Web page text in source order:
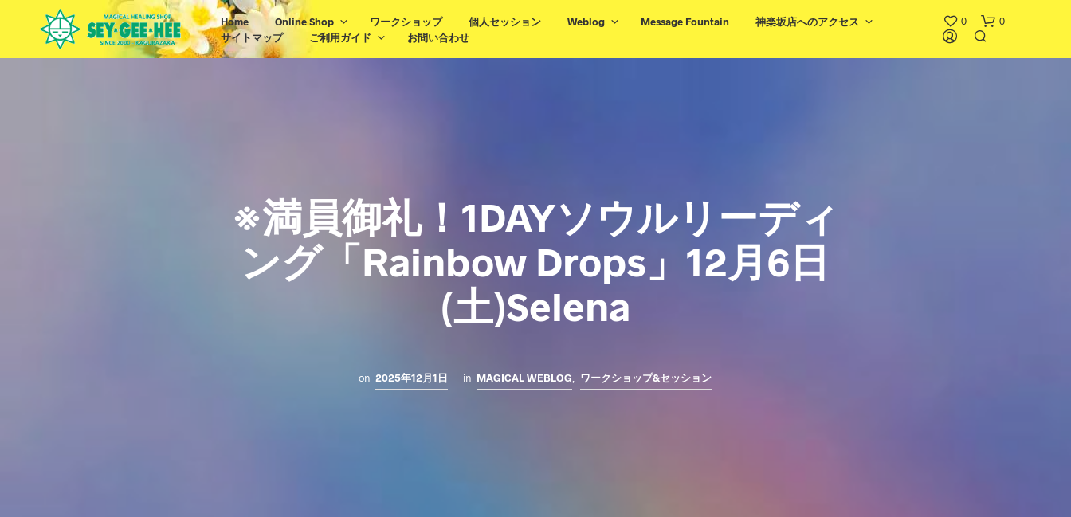
Home Online Shop ワークショップ 個人セッション Weblog Message Fountain
神楽坂店へのアクセス
サイトマップ
ご利用ガイド お問い合わせ
0 0
※満員御礼！1DAYソウルリーディ
ング「Rainbow Drops」12月6日
(土)Selena
on 2025年12月1日 in MAGICAL WEBLOG ワークショップ&セッション